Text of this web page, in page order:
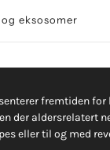
eksosomer
fremtiden
der aldersrelatert
eller til og med